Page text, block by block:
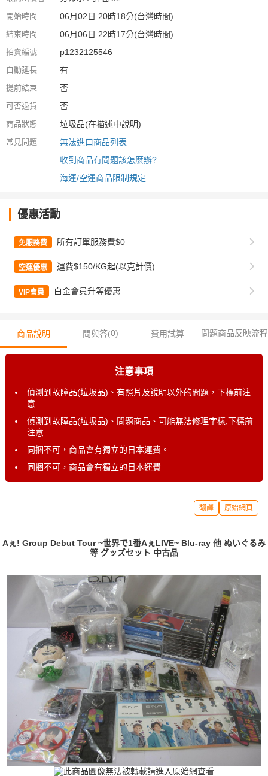
開始時間 06月02日 20時18分(台灣時間)
結束時間 06月06日 22時17分(台灣時間)
拍賣編號 p1232125546
自動延長 有
提前結束 否
可否退貨 否
商品狀態 垃圾品(在描述中說明)
常見問題
無法進口商品列表
收到商品有問題該怎麼辦?
海運/空運商品限制規定
優惠活動
免服務費 所有訂單服務費$0
空運優惠 運費$150/KG起(以克計價)
VIP會員 白金會員升等優惠
商品說明 問與答(0) 費用試算 問題商品反映流程
注意事項
偵測到故障品(垃圾品)、有照片及說明以外的問題，下標前注
意
偵測到故障品(垃圾品)、問題商品、可能無法修理字樣,下標前
注意
同捆不可，商品會有獨立的日本運費。
同捆不可，商品會有獨立的日本運費
翻譯 原始網頁
Aぇ! Group Debut Tour ~世界で1番AぇLIVE~ Blu-ray 他 ぬいぐるみ
等 グッズセット 中古品